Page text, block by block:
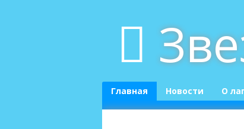
content
Главная Новости О